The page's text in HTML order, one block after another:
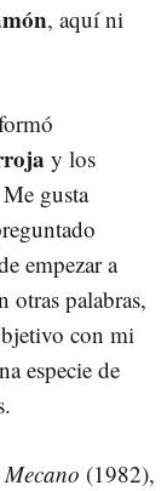
, aquí ni
y los
gusta
empezar a
otras palabras,
con mi
especie de
Mecano (1982),